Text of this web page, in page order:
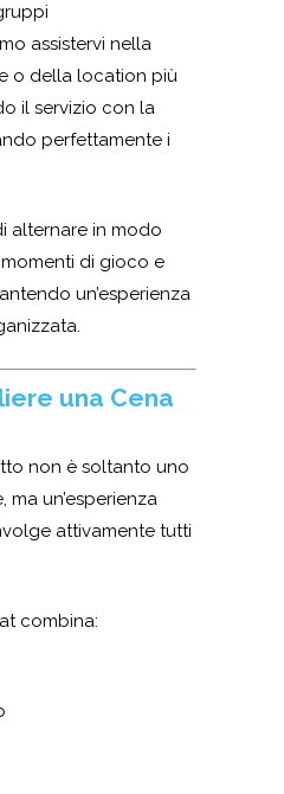
assistervi nella
o della location più
il servizio con la
perfettamente i
alternare in modo
di gioco e
un’esperienza
una Cena
non è soltanto uno
un’esperienza
attivamente tutti
combina: